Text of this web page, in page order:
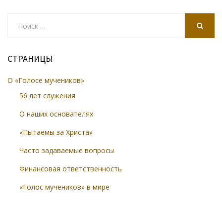
СТРАНИЦЫ
О «Голосе мучеников»
56 лет служения
О наших основателях
«Пытаемы за Христа»
Часто задаваемые вопросы
Финансовая ответственность
«Голос мучеников» в мире